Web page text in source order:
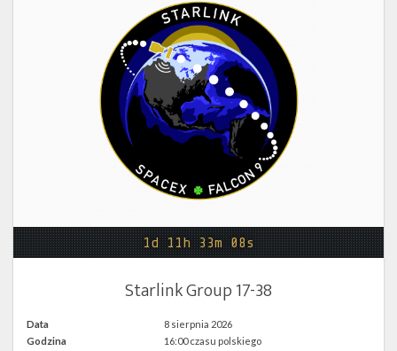
Facebook
Kalendarze
1d 11h 33m 08s
Starlink Group 17-38
Data
8 sierpnia 2026
Godzina
16:00 czasu polskiego